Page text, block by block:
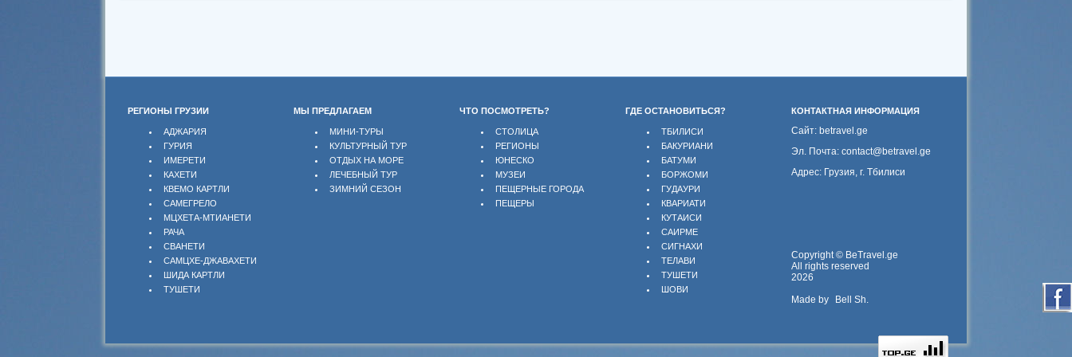
РЕГИОНЫ ГРУЗИИ МЫ ПРЕДЛАГАЕМ ЧТО ПОСМОТРЕТЬ? ГДЕ ОСТАНОВИТЬСЯ? КОНТАКТНАЯ ИНФОРМАЦИЯ
АДЖАРИЯ
ГУРИЯ
ИМЕРЕТИ
КАХЕТИ
КВЕМО КАРТЛИ
САМЕГРЕЛО
МЦХЕТА-МТИАНЕТИ
РАЧА
СВАНЕТИ
САМЦХЕ-ДЖАВАХЕТИ
ШИДА КАРТЛИ
ТУШЕТИ
МИНИ-ТУРЫ
КУЛЬТУРНЫЙ ТУР
ОТДЫХ НА МОРЕ
ЛЕЧЕБНЫЙ ТУР
ЗИМНИЙ СЕЗОН
СТОЛИЦА
РЕГИОНЫ
ЮНЕСКО
МУЗЕИ
ПЕЩЕРНЫЕ ГОРОДА
ПЕЩЕРЫ
ТБИЛИСИ
БАКУРИАНИ
БАТУМИ
БОРЖОМИ
ГУДАУРИ
КВАРИАТИ
КУТАИСИ
САИРМЕ
СИГНАХИ
ТЕЛАВИ
ТУШЕТИ
ШОВИ
Сайт: betravel.ge
Эл. Почта: contact@betravel.ge
Адрес: Грузия, г. Тбилиси
Copyright © BeTravel.ge
All rights reserved
2026
Made by
Bell Sh.